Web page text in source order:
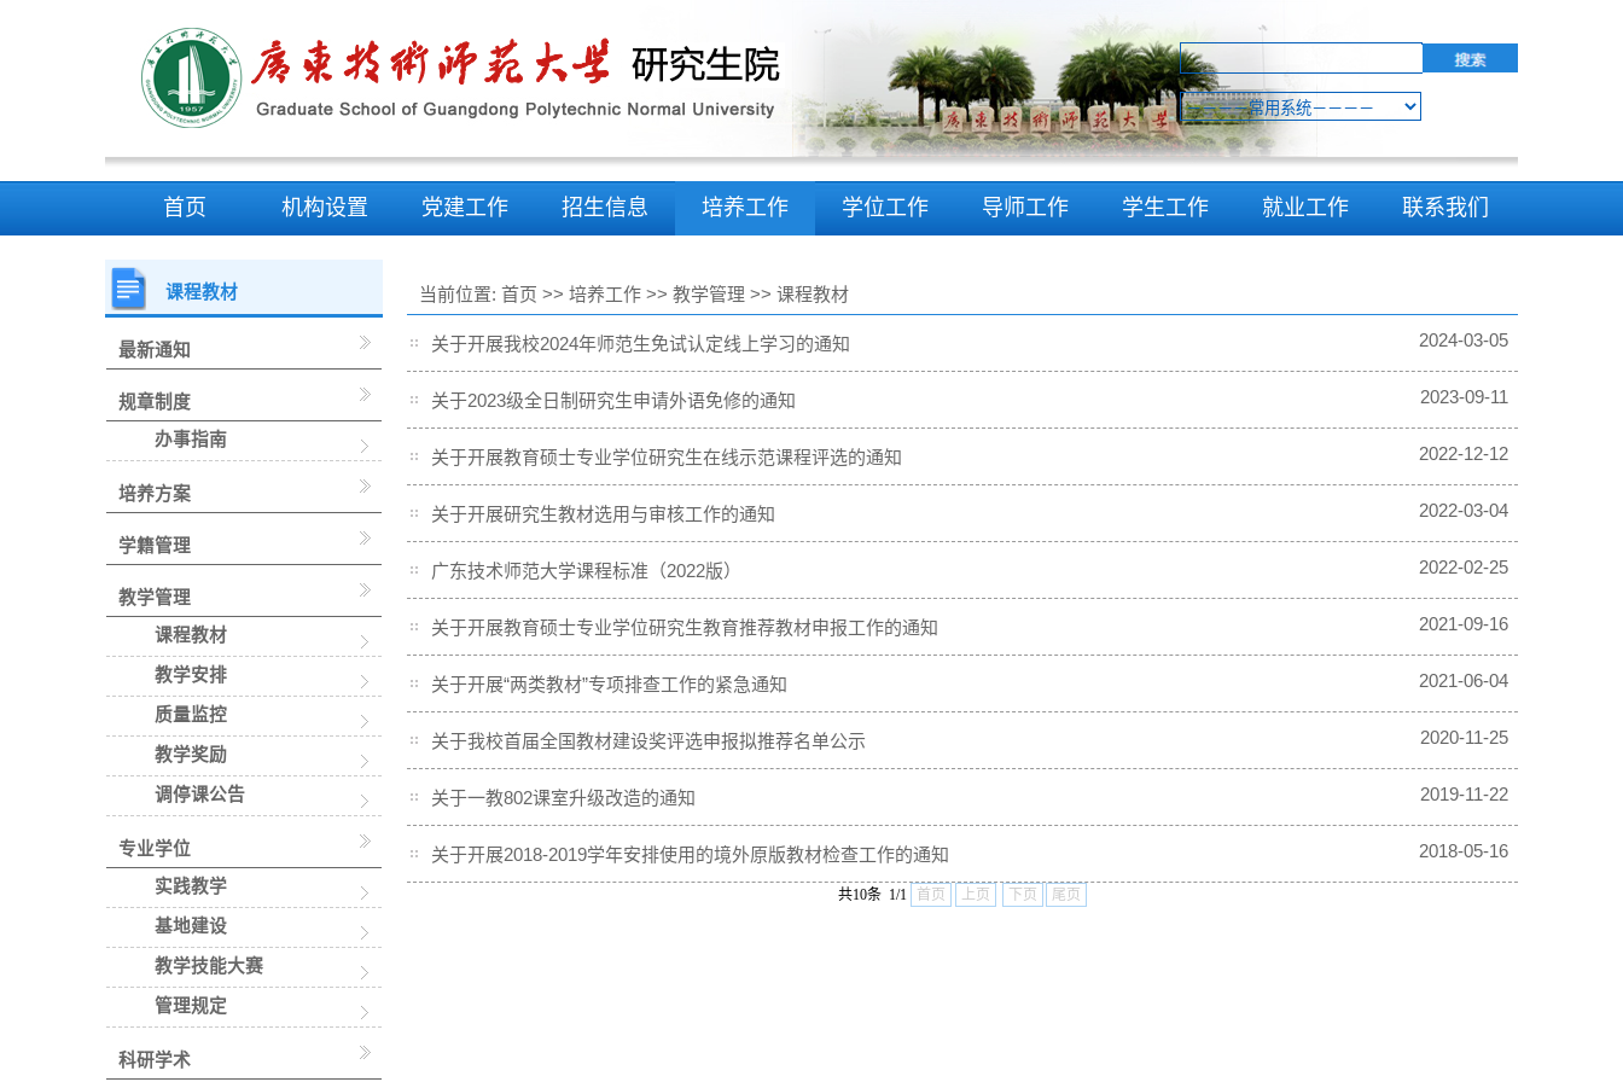
首页 机构设置 党建工作 招生信息 培养工作 学位工作 导师工作 学生工作 就业工作 联系我们
课程教材
最新通知
规章制度
办事指南
培养方案
学籍管理
教学管理
课程教材
教学安排
质量监控
教学奖励
调停课公告
专业学位
实践教学
基地建设
教学技能大赛
管理规定
科研学术
当前位置: 首页 >> 培养工作 >> 教学管理 >> 课程教材
关于开展我校2024年师范生免试认定线上学习的通知 2024-03-05
关于2023级全日制研究生申请外语免修的通知 2023-09-11
关于开展教育硕士专业学位研究生在线示范课程评选的通知 2022-12-12
关于开展研究生教材选用与审核工作的通知 2022-03-04
广东技术师范大学课程标准（2022版） 2022-02-25
关于开展教育硕士专业学位研究生教育推荐教材申报工作的通知 2021-09-16
关于开展“两类教材”专项排查工作的紧急通知 2021-06-04
关于我校首届全国教材建设奖评选申报拟推荐名单公示 2020-11-25
关于一教802课室升级改造的通知 2019-11-22
关于开展2018-2019学年安排使用的境外原版教材检查工作的通知 2018-05-16
共10条 1/1 首页 上页 下页 尾页